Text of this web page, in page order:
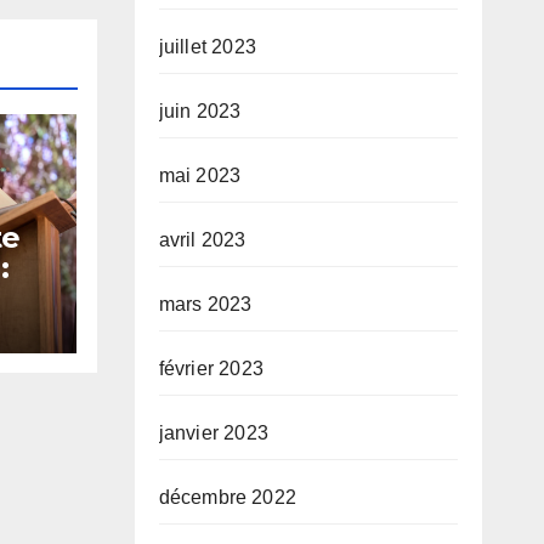
et
sa
juillet 2023
juin 2023
mai 2023
avril 2023
mars 2023
février 2023
janvier 2023
décembre 2022